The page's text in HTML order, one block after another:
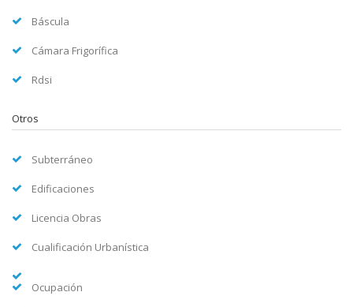
Báscula
Cámara Frigorífica
Rdsi
Otros
Subterráneo
Edificaciones
Licencia Obras
Cualificación Urbanística
Ocupación